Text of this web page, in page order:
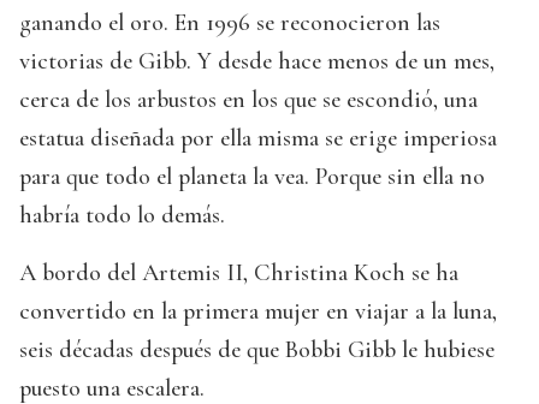
ganando el oro. En 1996 se reconocieron las
victorias de Gibb. Y desde hace menos de un mes,
cerca de los arbustos en los que se escondió, una
estatua diseñada por ella misma se erige imperiosa
para que todo el planeta la vea. Porque sin ella no
habría todo lo demás.
A bordo del Artemis II, Christina Koch se ha
convertido en la primera mujer en viajar a la luna,
seis décadas después de que Bobbi Gibb le hubiese
puesto una escalera.